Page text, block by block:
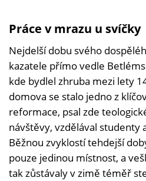
Práce v mrazu u svíčky
Nejdelší dobu svého
kazatele přímo vedle
kde bydlel zhruba mezi lety
domova se stalo jedno z
reformace, psal zde
návštěvy, vzdělával studenty
Běžnou zvyklostí tehdejší
pouze jedinou místnost, a
tak zůstávaly v zimě téměř